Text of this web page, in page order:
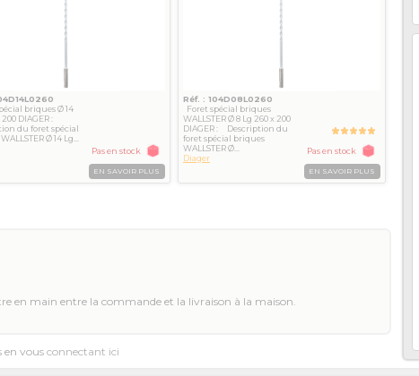
briques Ø 14
200 DIAGER :
du foret spécial
Ø 14 Lg...
Pas en stock
EN SAVOIR PLUS
Réf. : 104D08L0260
Foret spécial briques
WALLSTER Ø 8 Lg 260 x 200
DIAGER : Description du
foret spécial briques
WALLSTER Ø...
Diager
Pas en stock
EN SAVOIR PLUS
en main entre la commande et la livraison à la maison.
en vous connectant ici